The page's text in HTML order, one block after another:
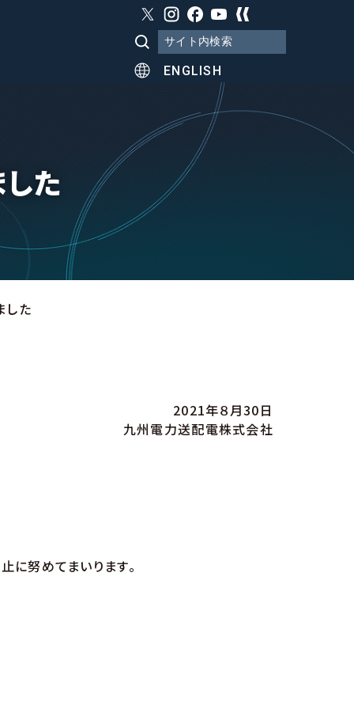
ENGLISH
た
した
2021年８月30日
九州電力送配電株式会社
努めてまいります。